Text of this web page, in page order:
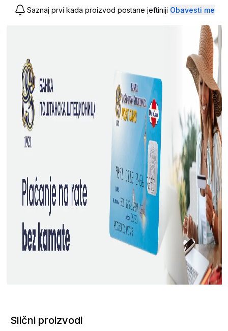
Saznaj prvi kada proizvod postane jeftiniji Obavesti me
Slični proizvodi